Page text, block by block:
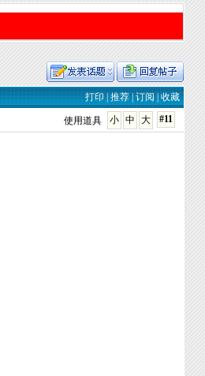
打印
推荐| 订阅 收藏
#11
大
中
小
使用道具